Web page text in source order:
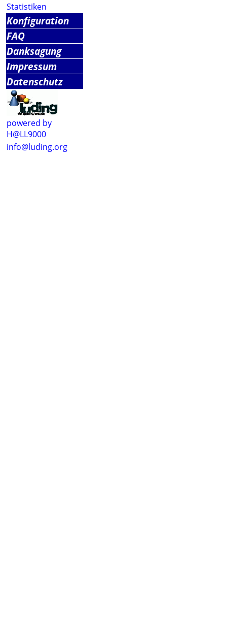
Statistiken
Konfiguration
FAQ
Danksagung
Impressum
Datenschutz
powered by
H@LL9000
info@luding.org